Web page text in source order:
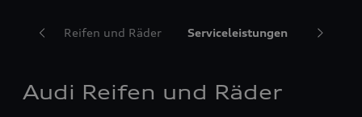
Audi Reifen und Räder Serviceleistungen
Audi Reifen und Räder